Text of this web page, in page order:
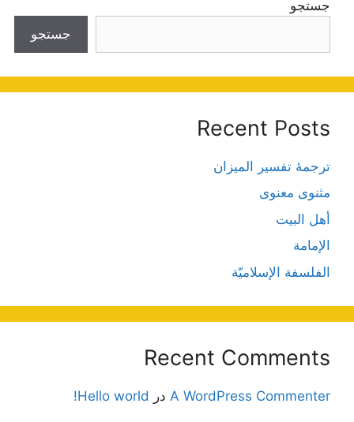
جستجو
جستجو
Recent Posts
ترجمۀ تفسیر المیزان
مثنوی معنوی
أهل البيت
الإمامة
الفلسفة الإسلاميّة
Recent Comments
A WordPress Commenter در Hello world!